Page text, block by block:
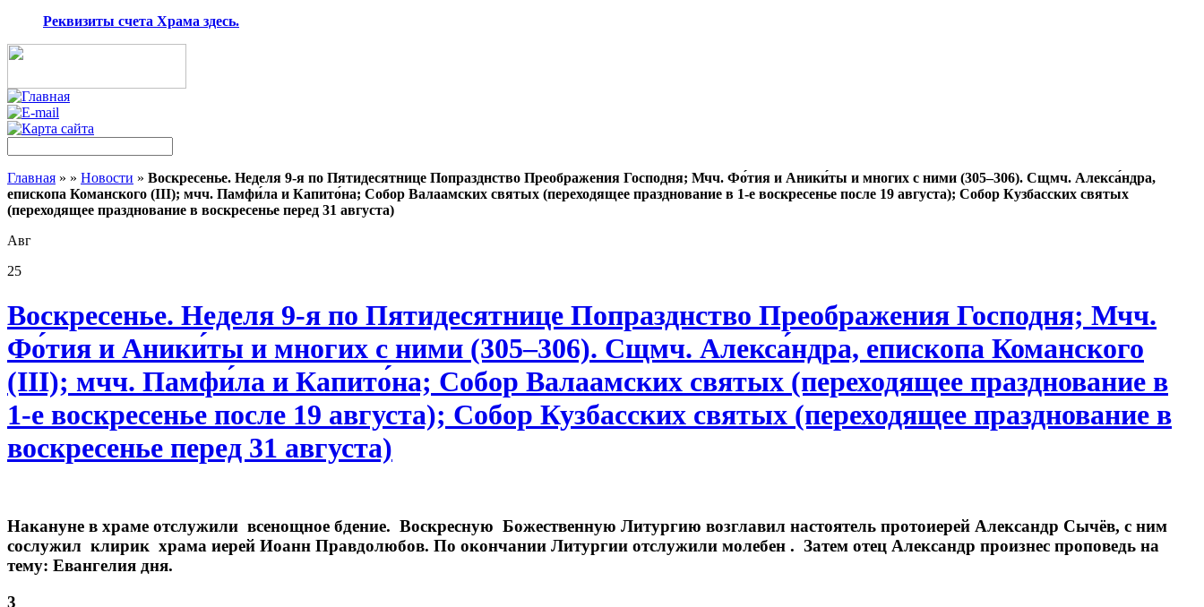
Реквизиты счета Храма здесь.
Главная » » Новости » Воскресенье. Неделя 9-я по Пятидесятнице Попразднство Преображения Господня; Мчч. Фо́тия и Аники́ты и многих с ними (305–306). Сщмч. Алекса́ндра,
епископа Команского (III); мчч. Памфи́ла и Капито́на; Собор Валаамских святых (переходящее празднование в 1-е воскресенье после 19 августа); Собор Кузбасских святых
(переходящее празднование в воскресенье перед 31 августа)
Авг
25
Воскресенье. Неделя 9-я по Пятидесятнице Попразднство Преображения Господня; Мчч.
Фо́тия и Аники́ты и многих с ними (305–306). Сщмч. Алекса́ндра, епископа Команского
(III); мчч. Памфи́ла и Капито́на; Собор Валаамских святых (переходящее празднование в
1-е воскресенье после 19 августа); Собор Кузбасских святых (переходящее празднование в
воскресенье перед 31 августа)
Накануне в храме отслужили всенощное бдение. Воскресную Божественную Литургию возглавил настоятель протоиерей Александр Сычёв, с ним
сослужил клирик храма иерей Иоанн Правдолюбов. По окончании Литургии отслужили молебен . Затем отец Александр произнес проповедь на
тему: Евангелия дня.
3